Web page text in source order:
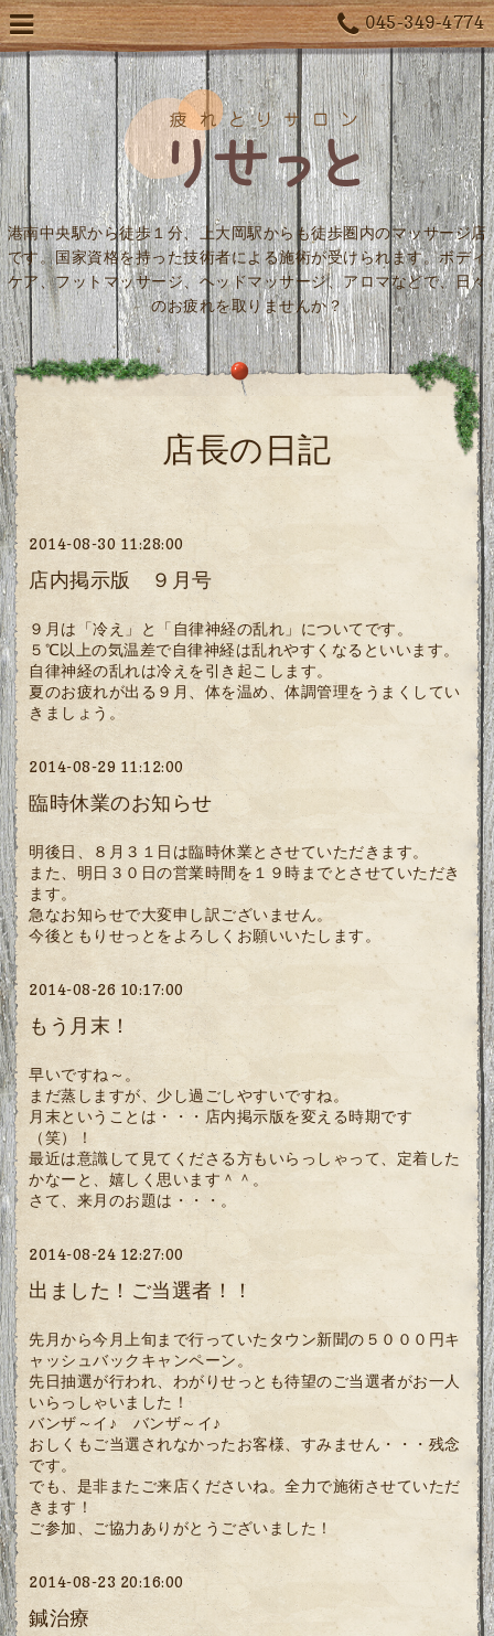
045-349-4774
港南中央駅から徒歩１分、上大岡駅からも徒歩圏内のマッサージ店
です。国家資格を持った技術者による施術が受けられます。ボディ
ケア、フットマッサージ、ヘッドマッサージ、アロマなどで、日々
のお疲れを取りませんか？
店長の日記
2014-08-30 11:28:00
店内掲示版 ９月号
９月は「冷え」と「自律神経の乱れ」についてです。
５℃以上の気温差で自律神経は乱れやすくなるといいます。
自律神経の乱れは冷えを引き起こします。
夏のお疲れが出る９月、体を温め、体調管理をうまくしてい
きましょう。
2014-08-29 11:12:00
臨時休業のお知らせ
明後日、８月３１日は臨時休業とさせていただきます。
また、明日３０日の営業時間を１９時までとさせていただき
ます。
急なお知らせで大変申し訳ございません。
今後ともりせっとをよろしくお願いいたします。
2014-08-26 10:17:00
もう月末！
早いですね～。
まだ蒸しますが、少し過ごしやすいですね。
月末ということは・・・店内掲示版を変える時期です
（笑）！
最近は意識して見てくださる方もいらっしゃって、定着した
かなーと、嬉しく思います＾＾。
さて、来月のお題は・・・。
2014-08-24 12:27:00
出ました！ご当選者！！
先月から今月上旬まで行っていたタウン新聞の５０００円キ
ャッシュバックキャンペーン。
先日抽選が行われ、わがりせっとも待望のご当選者がお一人
いらっしゃいました！
バンザ～イ♪ バンザ～イ♪
おしくもご当選されなかったお客様、すみません・・・残念
です。
でも、是非またご来店くださいね。全力で施術させていただ
きます！
ご参加、ご協力ありがとうございました！
2014-08-23 20:16:00
鍼治療